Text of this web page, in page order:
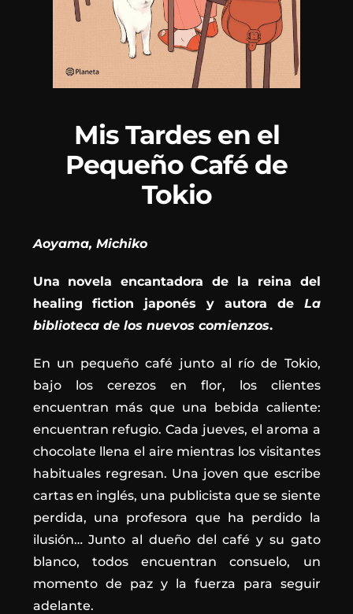
Mis Tardes en el
Pequeño Café de
Tokio
Aoyama, Michiko
Una novela encantadora de la reina del
healing fiction japonés y autora de La
biblioteca de los nuevos comienzos.
En un pequeño café junto al río de Tokio,
bajo los cerezos en flor, los clientes
encuentran más que una bebida caliente:
encuentran refugio. Cada jueves, el aroma a
chocolate llena el aire mientras los visitantes
habituales regresan. Una joven que escribe
cartas en inglés, una publicista que se siente
perdida, una profesora que ha perdido la
ilusión… Junto al dueño del café y su gato
blanco, todos encuentran consuelo, un
momento de paz y la fuerza para seguir
adelante.